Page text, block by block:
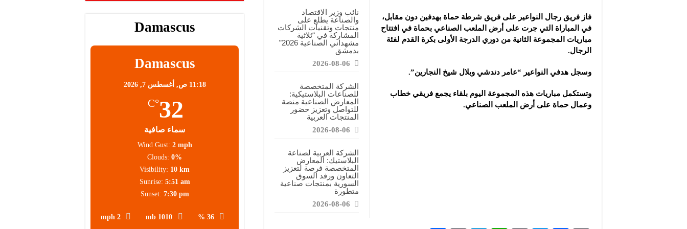
شركة “كاربوباتش”: المعرض منصة لتعزيز الشراكات ودعم الصناعات البلاستيكية السورية
شركة “جالكسي أوتوميشن”: المعارض المتخصصة تساهم في دعم الصناعة السورية وتعزيز حضور المنتجات المحلية
نائب وزير الاقتصاد
والصناعة يطلع على
منتجات وتقنيات الشركات
المشاركة في “ثلاثية
مشهداني الصناعية 2026”
بدمشق
2026-08-06
الشركة المتخصصة
للصناعات البلاستيكية:
المعارض الصناعية منصة
للتواصل وتعزيز حضور
المنتجات العربية
2026-08-06
الشركة العربية لصناعة
البلاستيك: المعارض
المتخصصة فرصة لتعزيز
التعاون ورفد السوق
السورية بمنتجات صناعية
متطورة
2026-08-06
فاز فريق رجال النواعير على فريق شرطة حماة بهدفين دون مقابل،
في المباراة التي جرت على أرض الملعب الصناعي بحماة في افتتاح
مباريات المجموعة الثانية من دوري الدرجة الأولى بكرة القدم لفئة
الرجال.
وسجل هدفي النواعير “عامر دندشي وبلال شيخ النجارين”.
وتستكمل مباريات هذه المجموعة اليوم بلقاء يجمع فريقي خطاب
وعمال حماة على أرض الملعب الصناعي.
Damascus
Damascus
11:18 ص, أغسطس 7, 2026
32
°C
سماء صافية
36 %
1010 mb
2 mph
Wind Gust: 2 mph
Clouds: 0%
Visibility: 10 km
Sunrise: 5:51 am
Sunset: 7:30 pm